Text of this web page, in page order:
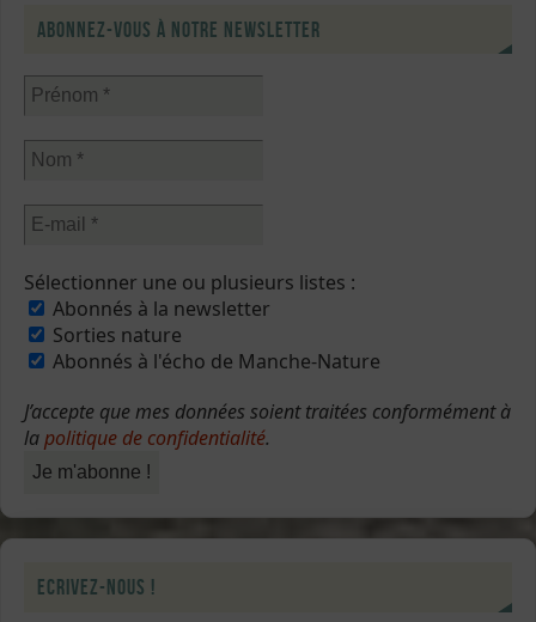
Abonnez-vous à notre newsletter
Sélectionner une ou plusieurs listes :
Abonnés à la newsletter
Sorties nature
Abonnés à l'écho de Manche-Nature
J’accepte que mes données soient traitées conformément à
lapolitique de confidentialité.
Ecrivez-nous !